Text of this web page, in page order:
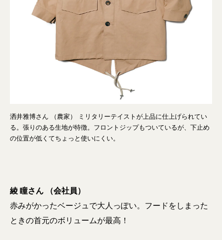
洒井雅博さん （農家） ミリタリーテイストが上品に仕上げられてい
る。張りのある生地が特徴。フロントジップもついているが、下止め
の位置が低くてちょっと使いにくい。
綾 瞳さん （会社員）
赤みがかったベージュで大人っぽい。フードをしまった
ときの首元のボリュームが最高！